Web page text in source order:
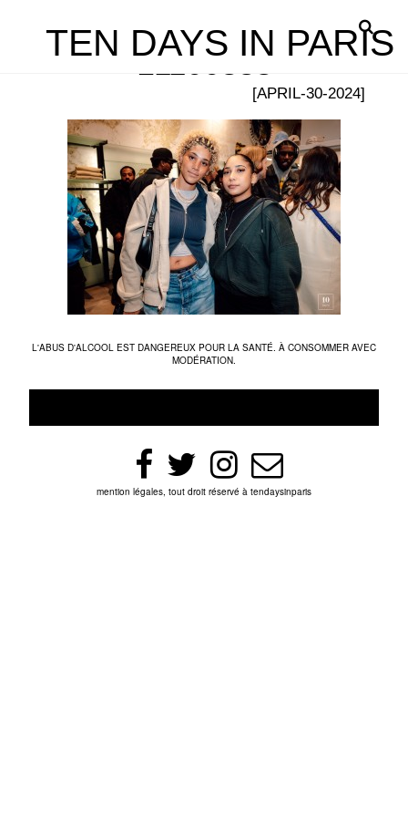
TEN DAYS IN PARIS
L1100383
[APRIL-30-2024]
L'ABUS D'ALCOOL EST DANGEREUX POUR LA SANTÉ. À CONSOMMER AVEC
MODÉRATION.
mention légales, tout droit réservé à tendaysinparis